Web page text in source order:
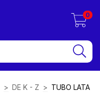
0
> DE K - Z > TUBO LATA